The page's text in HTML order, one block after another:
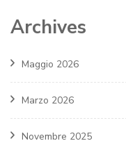
Archives
Maggio 2026
Marzo 2026
Novembre 2025